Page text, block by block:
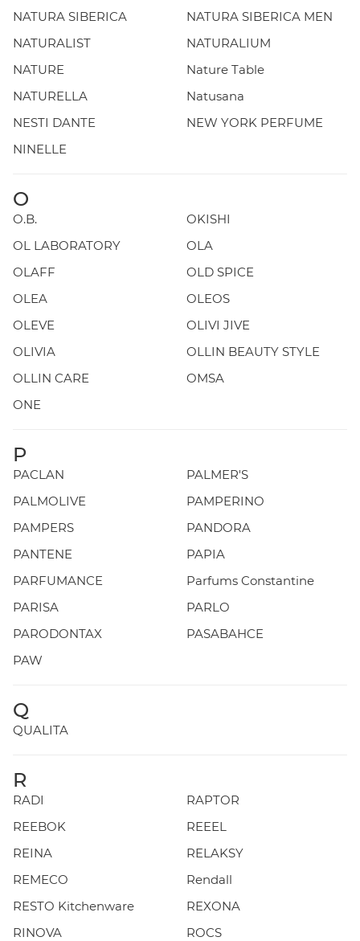
NATURA SIBERICA
NATURA SIBERICA MEN
NATURALIST
NATURALIUM
NATURE
Nature Table
NATURELLA
Natusana
NESTI DANTE
NEW YORK PERFUME
NINELLE
O
O.B.
OKISHI
OL LABORATORY
OLA
OLAFF
OLD SPICE
OLEA
OLEOS
OLEVE
OLIVI JIVE
OLIVIA
OLLIN BEAUTY STYLE
OLLIN CARE
OMSA
ONE
P
PACLAN
PALMER'S
PALMOLIVE
PAMPERINO
PAMPERS
PANDORA
PANTENE
PAPIA
PARFUMANCE
Parfums Constantine
PARISA
PARLO
PARODONTAX
PASABAHCE
PAW
Q
QUALITA
R
RADI
RAPTOR
REEBOK
REEEL
REINA
RELAKSY
REMECO
Rendall
RESTO Kitchenware
REXONA
RINOVA
ROCS